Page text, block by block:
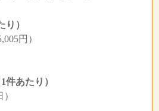
り）
円）
1件あたり）